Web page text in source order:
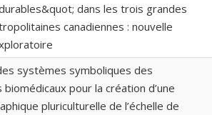
dans les trois grandes
canadiennes : nouvelle
systèmes symboliques des
pour la création d’une
pluriculturelle de l’échelle de